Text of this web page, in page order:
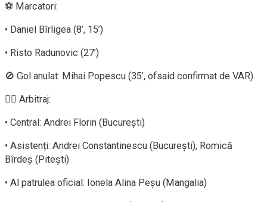
⚽ Marcatori:
• Daniel Bîrligea (8’, 15’)
• Risto Radunovic (27’)
🚫 Gol anulat: Mihai Popescu (35’, ofsaid confirmat de VAR)
👨‍⚖️ Arbitraj:
• Central: Andrei Florin (București)
• Asistenți: Andrei Constantinescu (București), Romică
Bîrdeș (Pitești)
• Al patrulea oficial: Ionela Alina Peșu (Mangalia)